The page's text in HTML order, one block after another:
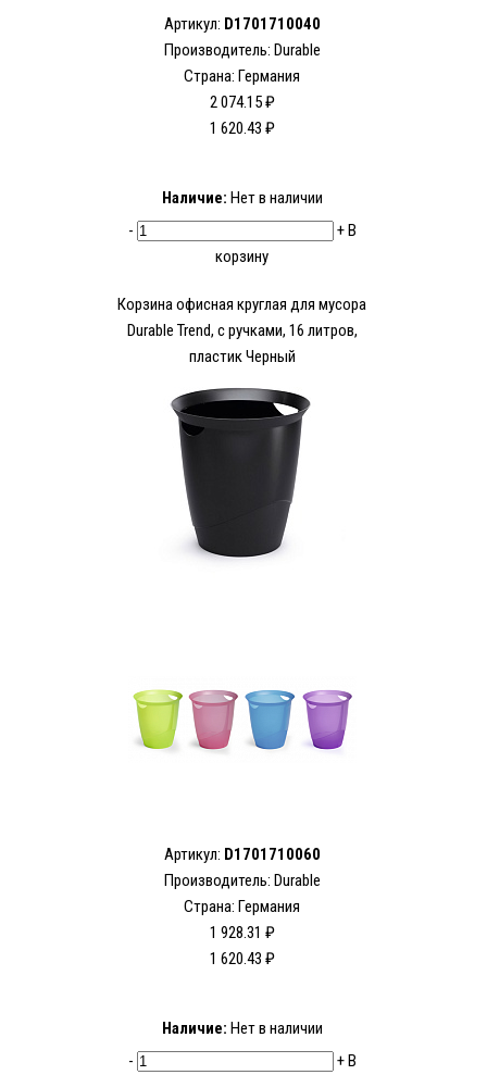
Артикул: D1701710040
Производитель: Durable
Страна: Германия
2 074.15 ₽
1 620.43 ₽
Наличие: Нет в наличии
-
+В
корзину
Корзина офисная круглая для мусора
Durable Trend, с ручками, 16 литров,
пластик Черный
Артикул: D1701710060
Производитель: Durable
Страна: Германия
1 928.31 ₽
1 620.43 ₽
Наличие: Нет в наличии
-
+В